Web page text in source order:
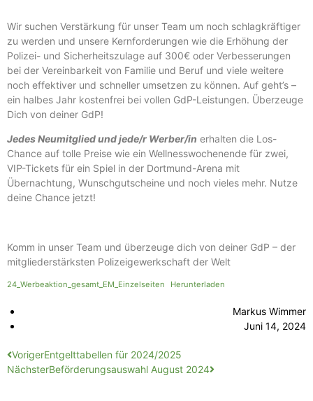
Wir suchen Verstärkung für unser Team um noch schlagkräftiger
zu werden und unsere Kernforderungen wie die Erhöhung der
Polizei- und Sicherheitszulage auf 300€ oder Verbesserungen
bei der Vereinbarkeit von Familie und Beruf und viele weitere
noch effektiver und schneller umsetzen zu können. Auf geht’s –
ein halbes Jahr kostenfrei bei vollen GdP-Leistungen. Überzeuge
Dich von deiner GdP!
Jedes Neumitglied und jede/r Werber/in erhalten die Los-
Chance auf tolle Preise wie ein Wellnesswochenende für zwei,
VIP-Tickets für ein Spiel in der Dortmund-Arena mit
Übernachtung, Wunschgutscheine und noch vieles mehr. Nutze
deine Chance jetzt!
Komm in unser Team und überzeuge dich von deiner GdP – der
mitgliederstärksten Polizeigewerkschaft der Welt
24_Werbeaktion_gesamt_EM_Einzelseiten Herunterladen
Markus Wimmer
Juni 14, 2024
VorigerEntgelttabellen für 2024/2025
NächsterBeförderungsauswahl August 2024